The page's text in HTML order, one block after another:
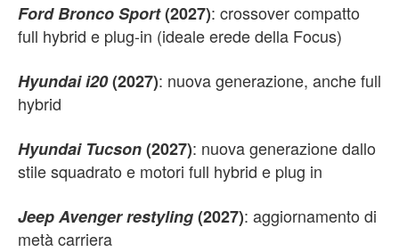
Ford Bronco Sport(2027): crossover compatto
full hybrid e plug-in (ideale erede della Focus)
Hyundai i20(2027): nuova generazione, anche full
hybrid
Hyundai Tucson(2027): nuova generazione dallo
stile squadrato e motori full hybrid e plug in
Jeep Avenger restyling(2027): aggiornamento di
metà carriera